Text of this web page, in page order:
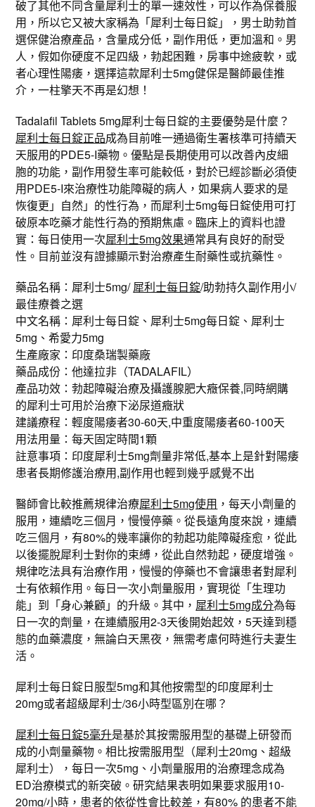
破了其他不同含量犀利士的單一速效性，可以作為保養服
用，所以它又被大家稱為「犀利士每日錠」，男士助勃首
選保健治療產品，含量成分低，副作用低，更加溫和。男
人，假如你硬度不足四級，勃起困難，房事中途疲軟，或
者心理性陽痿，選擇這款犀利士5mg健保是醫師最佳推
介，一柱擎天不再是幻想！
Tadalafil Tablets 5mg犀利士每日錠的主要優勢是什麼？
犀利士每日錠正品成為目前唯一通過衛生署核準可持續天
天服用的PDE5-I藥物。優點是長期使用可以改善內皮細
胞的功能，副作用發生率可能較低，對於已經診斷必須使
用PDE5-I來治療性功能障礙的病人，如果病人要求的是
恢復更」自然」的性行為，而犀利士5mg每日錠使用可打
破原本吃藥才能性行為的預期焦慮。臨床上的資料也證
實：每日使用一次犀利士5mg效果通常具有良好的耐受
性。目前並沒有證據顯示對治療產生耐藥性或抗藥性。
藥品名稱：犀利士5mg/犀利士每日錠/助勃持久副作用小/
最佳療養之選
中文名稱：犀利士每日錠、犀利士5mg每日錠、犀利士
5mg、希愛力5mg
生產廠家：印度桑瑞製藥廠
藥品成份：他達拉非（TADALAFIL）
產品功效：勃起障礙治療及攝護腺肥大癥保養,同時網購
的犀利士可用於治療下泌尿道癥狀
建議療程：輕度陽痿者30-60天,中重度陽痿者60-100天
用法用量：每天固定時間1顆
註意事項：印度犀利士5mg劑量非常低,基本上是針對陽痿
患者長期修護治療用,副作用也輕到幾乎感覺不出
醫師會比較推薦規律治療犀利士5mg使用 ，每天小劑量的
服用，連續吃三個月，慢慢停藥。從長遠角度來說，連續
吃三個月，有80%的幾率讓你的勃起功能障礙痊愈，從此
以後擺脫犀利士對你的束縛，從此自然勃起，硬度增強。
規律吃法具有治療作用，慢慢的停藥也不會讓患者對犀利
士有依賴作用。每日一次小劑量服用，實現從「生理功
能」到「身心兼顧」的升級。其中， 犀利士5mg成分為每
日一次的劑量，在連續服用2-3天後開始起效，5天達到穩
態的血藥濃度，無論白天黑夜，無需考慮何時進行夫妻生
活。
犀利士每日錠日服型5mg和其他按需型的印度犀利士
20mg或者超級犀利士/36小時型區別在哪？
犀利士每日錠5毫升是基於其按需服用型的基礎上研發而
成的小劑量藥物。相比按需服用型（犀利士20mg、超級
犀利士），每日一次5mg、小劑量服用的治療理念成為
ED治療模式的新突破。研究結果表明如果要求服用10-
20mg/小時，患者的依從性會比較差，有80% 的患者不能